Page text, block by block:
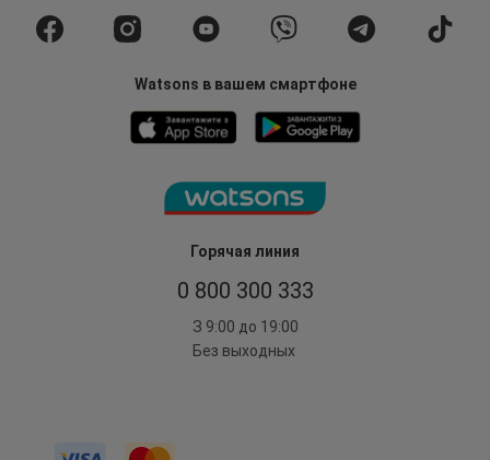
Горячая линия
0 800 300 333
З 9:00 до 19:00
Без выходных
Watsons в вашем смартфоне